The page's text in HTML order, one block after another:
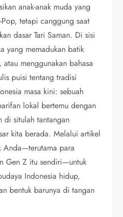
anak-anak muda yang
tetapi canggung saat
dasar Tari Saman. Di sisi
yang memadukan batik
atau menggunakan bahasa
puisi tentang tradisi
masa kini: sebuah
lokal bertemu dengan
situlah tantangan
kita berada. Melalui artikel
Anda—terutama para
Gen Z itu sendiri—untuk
Indonesia hidup,
bentuk barunya di tangan